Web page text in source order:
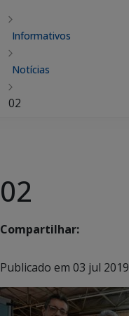
Informativos
Notícias
02
02
Compartilhar:
Publicado em 03 jul 2019